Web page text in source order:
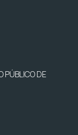
PÚBLICO DE